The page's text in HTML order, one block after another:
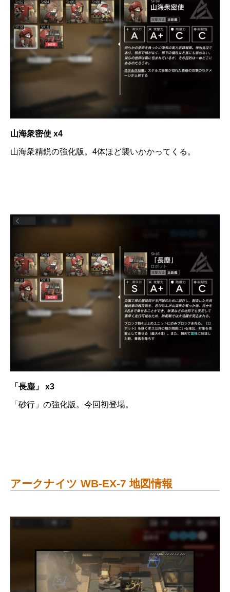
山海衆密使 x4
山海衆精鋭の強化版。4体ほど襲いかかってくる。
「長塵」 x3
「砂行」の強化版。今回初登場。
アークナイツ WB-EX-7 地図情報